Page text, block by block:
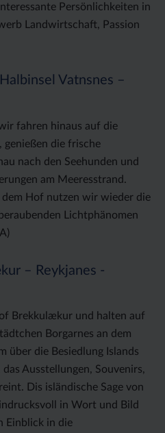
Persönlichkeiten in
Landwirtschaft, Passion
Vatnsnes –
fahren hinaus auf die
genießen die frische
nach den Seehunden und
am Meeresstrand.
dem Hof nutzen wir wieder die
Lichtphänomen
– Reykjanes -
Brekkulækur und halten auf
Borgarnes an dem
über die Besiedlung Islands
Ausstellungen, Souvenirs,
Dis isländische Sage von
in Wort und Bild
Einblick in die